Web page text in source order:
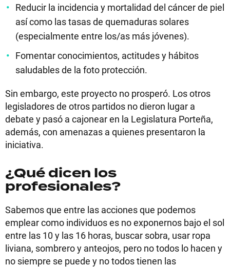
Reducir la incidencia y mortalidad del cáncer de piel
así como las tasas de quemaduras solares
(especialmente entre los/as más jóvenes).
Fomentar conocimientos, actitudes y hábitos
saludables de la foto protección.
Sin embargo, este proyecto no prosperó. Los otros
legisladores de otros partidos no dieron lugar a
debate y pasó a cajonear en la Legislatura Porteña,
además, con amenazas a quienes presentaron la
iniciativa.
¿Qué dicen los
profesionales?
Sabemos que entre las acciones que podemos
emplear como individuos es no exponernos bajo el sol
entre las 10 y las 16 horas, buscar sobra, usar ropa
liviana, sombrero y anteojos, pero no todos lo hacen y
no siempre se puede y no todos tienen las